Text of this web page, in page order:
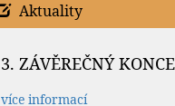
Aktuality
3. ZÁVĚREČNÝ
více informací